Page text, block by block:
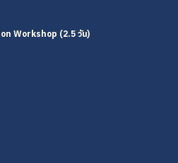
Workshop (2.5 วัน)